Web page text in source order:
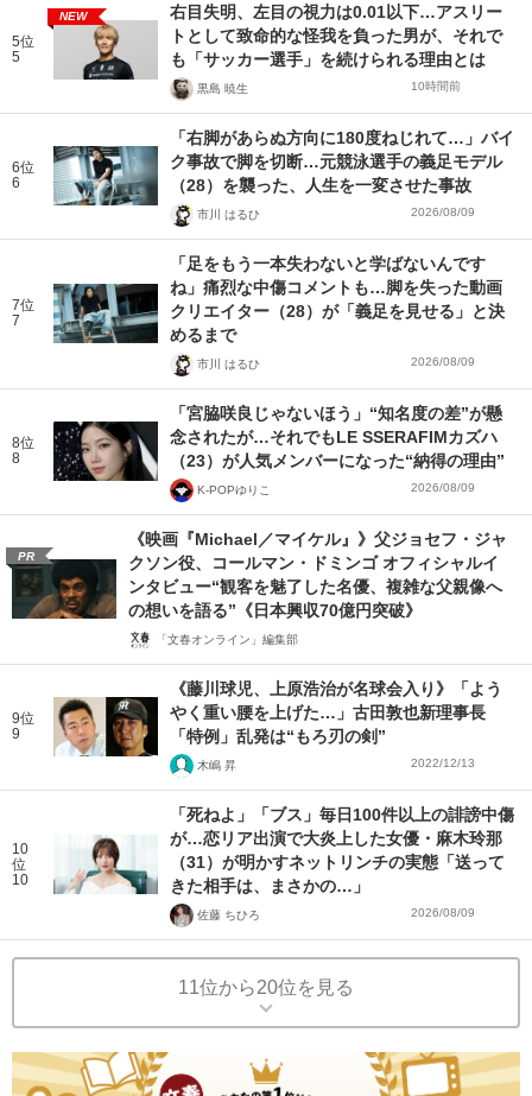
5位
5
NEW
右目失明、左目の視力は0.01以下…アスリー
トとして致命的な怪我を負った男が、それで
も「サッカー選手」を続けられる理由とは
黒島 暁生 10時間前
6位
6
「右脚があらぬ方向に180度ねじれて…」バイ
ク事故で脚を切断…元競泳選手の義足モデル
（28）を襲った、人生を一変させた事故
市川 はるひ 2026/08/09
7位
7
「足をもう一本失わないと学ばないんです
ね」痛烈な中傷コメントも…脚を失った動画
クリエイター（28）が「義足を見せる」と決
めるまで
市川 はるひ 2026/08/09
8位
8
「宮脇咲良じゃないほう」“知名度の差”が懸
念されたが…それでもLE SSERAFIMカズハ
（23）が人気メンバーになった“納得の理由”
K-POPゆりこ 2026/08/09
PR
《映画『Michael／マイケル』》父ジョセフ・ジャ
クソン役、コールマン・ドミンゴ オフィシャルイ
ンタビュー“観客を魅了した名優、複雑な父親像へ
の想いを語る”《日本興収70億円突破》
「文春オンライン」編集部
9位
9
《藤川球児、上原浩治が名球会入り》「よう
やく重い腰を上げた…」古田敦也新理事長
「特例」乱発は“もろ刃の剣”
木嶋 昇 2022/12/13
10
位
10
「死ねよ」「ブス」毎日100件以上の誹謗中傷
が…恋リア出演で大炎上した女優・麻木玲那
（31）が明かすネットリンチの実態「送って
きた相手は、まさかの…」
佐藤 ちひろ 2026/08/09
11位から20位を見る